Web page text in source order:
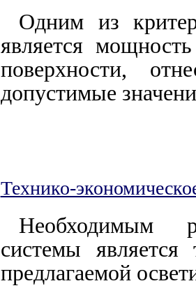
Одним из
является
поверхности,
допустимые
Технико-
Необходимым
системы является
предлагаемой